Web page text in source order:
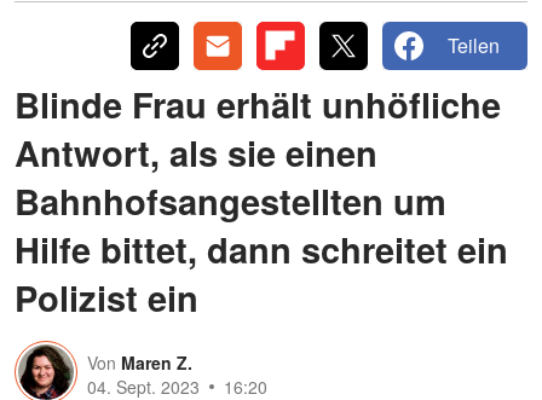
Teilen
Blinde Frau erhält unhöfliche
Antwort, als sie einen
Bahnhofsangestellten um
Hilfe bittet, dann schreitet ein
Polizist ein
Von Maren Z.
04. Sept. 2023
16:20